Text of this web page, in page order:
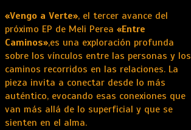
«Vengo a Verte», el tercer avance del
próximo EP de Meli Perea «Entre
Caminos»,es una exploración profunda
sobre los vínculos entre las personas y los
caminos recorridos en las relaciones. La
pieza invita a conectar desde lo más
auténtico, evocando esas conexiones que
van más allá de lo superficial y que se
sienten en el alma.